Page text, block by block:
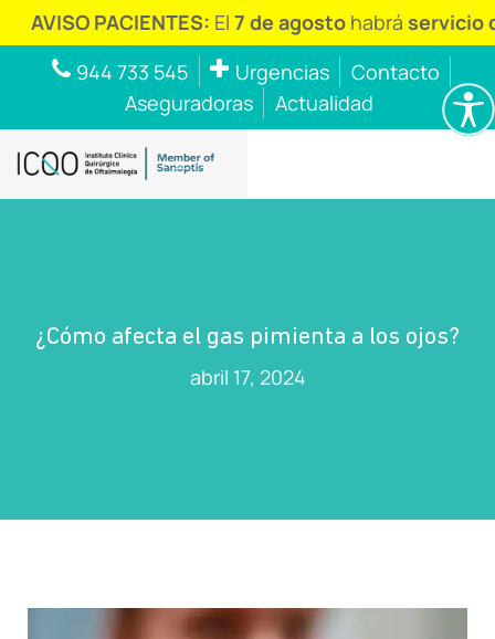
PACIENTES:El7 de agosto habráservicio de
944 733 545
Urgencias
Contacto
Aseguradoras
Actualidad
¿Cómo afecta el gas pimienta a los ojos?
abril 17, 2024